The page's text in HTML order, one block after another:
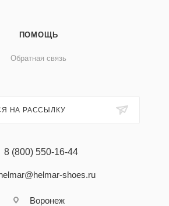
ПОМОЩЬ
Обратная связь
НА РАССЫЛКУ
8 (800) 550-16-44
shoes.ru
Воронеж